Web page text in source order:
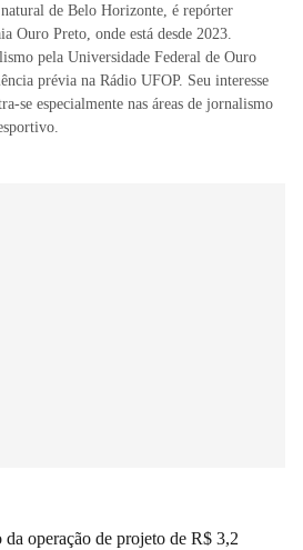
de Belo Horizonte, é repórter
Ouro Preto, onde está desde 2023.
pela Universidade Federal de Ouro
prévia na Rádio UFOP. Seu interesse
se especialmente nas áreas de jornalismo
operação de projeto de R$ 3,2